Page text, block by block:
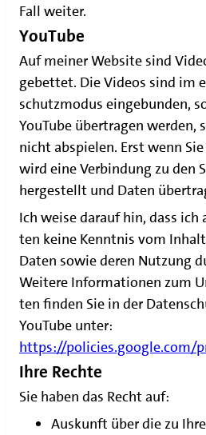
Fall weiter.
YouTube
Auf mei­ner Web­site sind
ge­bet­tet. Die Vide­os sind im
schutz­mo­dus ein­ge­bun­den,
You­Tube über­tra­gen wer­den,
nicht abspie­len. Erst wenn
wird eine Ver­bin­dung zu den
her­ge­stellt und Daten
Ich wei­se dar­auf hin, dass
ten kei­ne Kennt­nis vom
Daten sowie deren Nut­zung
Wei­te­re Infor­ma­tio­nen zum
ten fin­den Sie in der
You­Tube unter:
https://policies.google.com/
Ihre Rechte
Sie haben das Recht auf:
Aus­kunft über die zu